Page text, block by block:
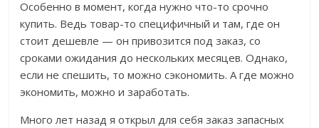
Особенно в момент, когда нужно что-то срочно
купить. Ведь товар-то специфичный и там, где он
стоит дешевле — он привозится под заказ, со
сроками ожидания до нескольких месяцев. Однако,
если не спешить, то можно сэкономить. А где можно
экономить, можно и заработать.
Много лет назад я открыл для себя заказ запасных